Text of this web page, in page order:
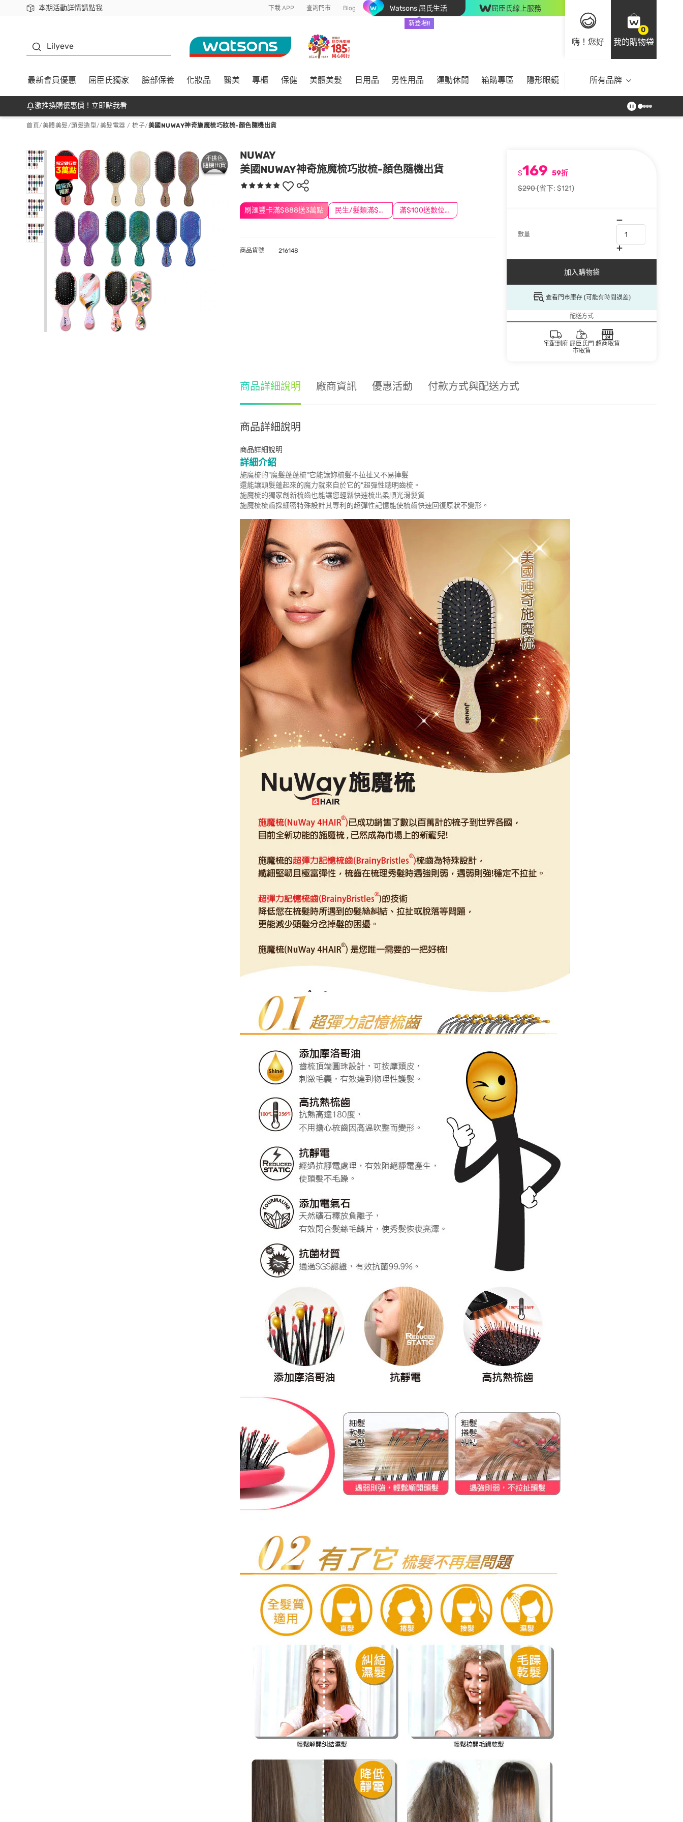
本期活動詳情請點我
下載app最高回饋$350 下載 APP 查詢門市 Blog Watsons 屈氏生活
新登場!!
屈臣氏線上服務
嗨！您好
0
我的購物袋
Lilyeve
最新會員優惠 屈臣氏獨家 臉部保養 化妝品 醫美 專櫃 保健 美體美髮 日用品 男性用品 運動休閒 箱購專區 隱形眼鏡 所有品牌
激推換購優惠價！立即點我看
首頁/美體美髮/頭髮造型/美髮電器 / 梳子/美國NUWAY神奇施魔梳巧妝梳-顏色隨機出貨
NUWAY
美國NUWAY神奇施魔梳巧妝梳-顏色隨機出貨
刷滙豐卡滿$888送3萬點 民生/髮類滿$388送舒潔冰巾 滿$100送數位印花
$169 59折
$290(省下: $121)
數量
加入購物袋
查看門市庫存 (可能有時間誤差)
配送方式
宅配到府 屈臣氏門
市取貨
超商取貨
商品貨號 216148
商品詳細說明 廠商資訊 優惠活動 付款方式與配送方式
商品詳細說明
商品詳細說明
詳細介紹
施魔梳的"魔髮蓬蓬梳"它能讓妳梳髮不拉扯又不易掉髮
還能讓頭髮蓬起來的魔力就來自於它的"超彈性聰明齒梳。
施魔梳的獨家創新梳齒也能讓您輕鬆快速梳出柔順光滑髮質
施魔梳梳齒採細密特殊設計其專利的超彈性記憶能使梳齒快速回復原狀不變形。